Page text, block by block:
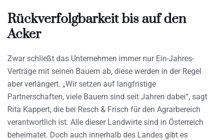
Rückverfolgbarkeit bis auf den
Acker
Zwar schließt das Unternehmen immer nur Ein-Jahres-
Verträge mit seinen Bauern ab, diese werden in der Regel
aber verlängert. „Wir setzen auf langfristige
Partnerschaften, viele Bauern sind seit Jahren dabei“, sagt
Rita Kappert, die bei Resch & Frisch für den Agrarbereich
verantwortlich ist. Alle dieser Landwirte sind in Österreich
beheimatet. Doch auch innerhalb des Landes gibt es